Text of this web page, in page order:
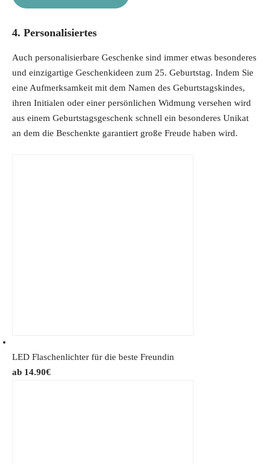
p
i
c
e
w
a
s
r
c
e
i
s
:
1
4. Personalisiertes
Auch personalisierbare Geschenke sind immer etwas besonderes
und einzigartige Geschenkideen zum 25. Geburtstag. Indem Sie
eine Aufmerksamkeit mit dem Namen des Geburtstagskindes,
ihren Initialen oder einer persönlichen Widmung versehen wird
aus einem Geburtstagsgeschenk schnell ein besonderes Unikat
an dem die Beschenkte garantiert große Freude haben wird.
LED Flaschenlichter für die beste Freundin
14.90€